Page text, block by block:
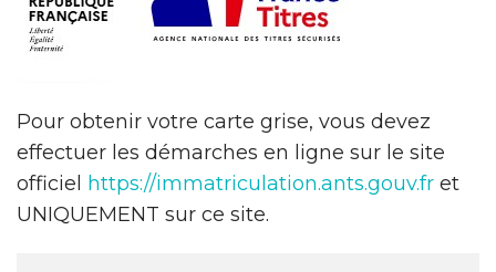
Pour obtenir votre carte grise, vous devez
effectuer les démarches en ligne sur le site
officiel
https://immatriculation.ants.gouv.fr et
UNIQUEMENT sur ce site.